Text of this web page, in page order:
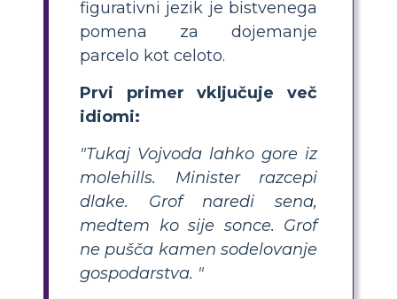
figurativni jezik je bistvenega
pomena za dojemanje
parcelo kot celoto.
Prvi primer vključuje več
idiomi:
"Tukaj Vojvoda lahko gore iz
molehills. Minister razcepi
dlake. Grof naredi sena,
medtem ko sije sonce. Grof
ne pušča kamen sodelovanje
gospodarstva. "